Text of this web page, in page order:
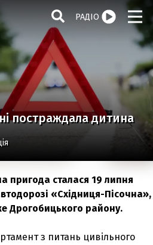
РАДІО
постраждала дитина
пригода сталася 19 липня
«Східниця-Пісочна»,
Дрогобицького району.
з питань цивільного